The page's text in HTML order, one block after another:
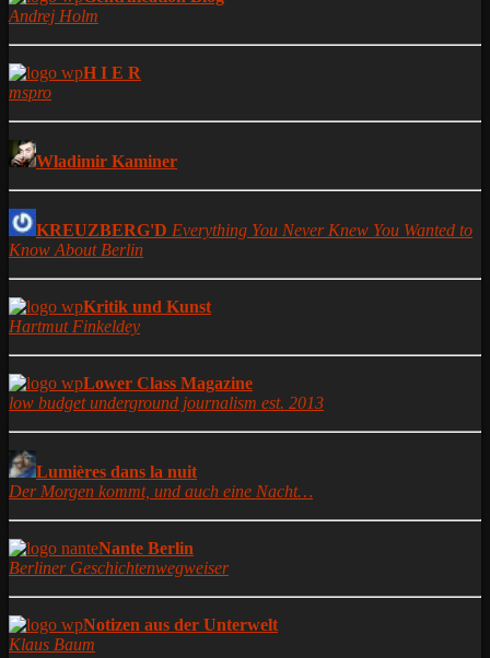
Andrej Holm
H I E R
mspro
Wladimir Kaminer
KREUZBERG'D Everything You Never Knew You Wanted to
Know About Berlin
Kritik und Kunst
Hartmut Finkeldey
Lower Class Magazine
low budget underground journalism est. 2013
Lumières dans la nuit
Der Morgen kommt, und auch eine Nacht…
Nante Berlin
Berliner Geschichtenwegweiser
Notizen aus der Unterwelt
Klaus Baum